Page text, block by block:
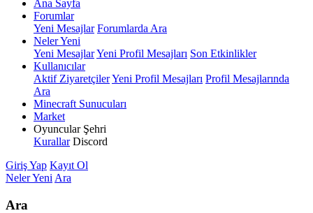
Ana Sayfa
Forumlar
Yeni Mesajlar Forumlarda Ara
Neler Yeni
Yeni MesajlarYeni Profil Mesajları Son Etkinlikler
Kullanıcılar
Aktif ZiyaretçilerYeni Profil Mesajları Profil Mesajlarında
Ara
Minecraft Sunucuları
Market
Oyuncular Şehri
KurallarDiscord
Giriş Yap Kayıt Ol
Neler Yeni Ara
Ara